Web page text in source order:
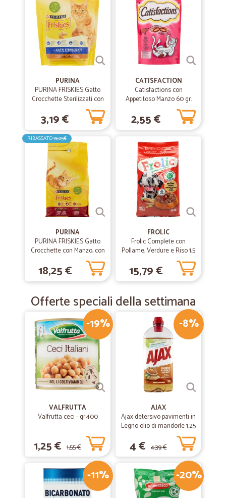
PURINA
PURINA FRISKIES Gatto
Crocchette Sterilizzati con
Tacchino e con Verdure 375
gr.
3,19 €
CATISFACTION
Catisfactions con
Appetitoso Manzo 60 gr.
2,55 €
RIBASSATO19,05€
PURINA
PURINA FRISKIES Gatto
Crocchette con Manzo, con
Pollo e con Verdure 4 kg.
18,25 €
FROLIC
Frolic Complete con
Pollame, Verdure e Riso 1,5
15,79 €
Offerte speciali della settimana
-19%
VALFRUTTA
Valfrutta ceci - gr.400
1,25 € 1,55 €
-8%
AJAX
Ajax detersivo pavimenti in
Legno olio di mandorle 1,25
4 € 4,39 €
-11% -20%